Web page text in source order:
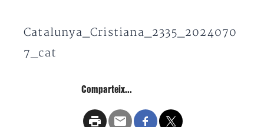
Catalunya_Cristiana_2335_2024070
7_cat
Comparteix...